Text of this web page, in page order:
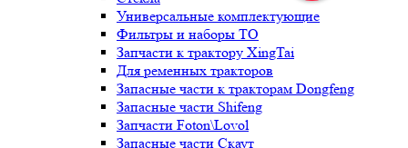
Универсальные комплектующие
Фильтры и наборы ТО
Запчасти к трактору XingTai
Для ременных тракторов
Запасные части к тракторам Dongfeng
Запасные части Shifeng
Запчасти Foton\Lovol
Запасные части Скаут